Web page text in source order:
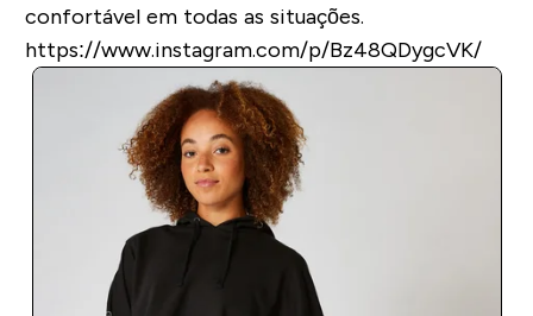
confortável em todas as situações.
https://www.instagram.com/p/Bz48QDygcVK/